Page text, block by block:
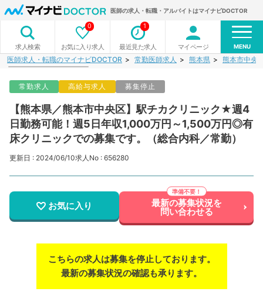
医師の求人・転職・アルバイトはマイナビDOCTOR
求人検索 お気に入り求人
0
最近見た求人
1
マイページ MENU
医師求人・転職のマイナビDOCTOR 常勤医師求人 熊本県 熊本市中央
常勤求人 高給与求人 募集停止
【熊本県／熊本市中央区】駅チカクリニック★週4
日勤務可能！週5日年収1,000万円～1,500万円◎有
床クリニックでの募集です。（総合内科／常勤）
更新日 : 2024/06/10求人No : 656280
お気に入り 最新の募集状況を
問い合わせる
こちらの求人は募集を停止しております。
最新の募集状況の確認も承ります。